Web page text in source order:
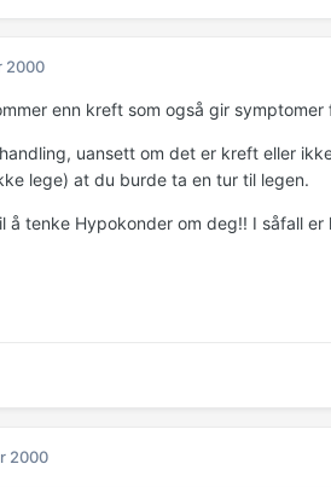
2000
enn kreft som også gir symptomer
uansett om det er kreft eller
lege) at du burde ta en tur til legen.
å tenke Hypokonder om deg!! I såfall er
2000